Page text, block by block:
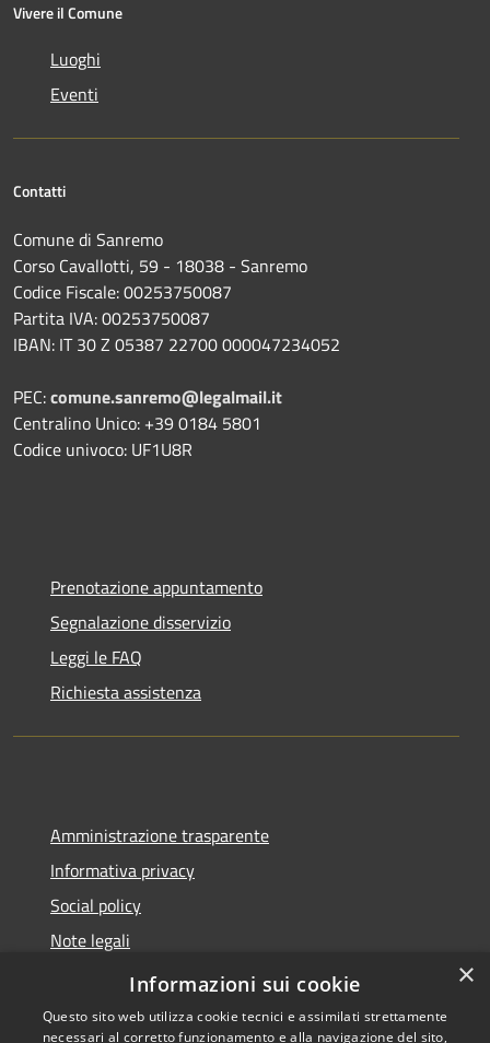
Vivere il Comune
Luoghi
Eventi
Contatti
Comune di Sanremo
Corso Cavallotti, 59 - 18038 - Sanremo
Codice Fiscale: 00253750087
Partita IVA: 00253750087
IBAN: IT 30 Z 05387 22700 000047234052
PEC:comune.sanremo@legalmail.it
Centralino Unico: +39 0184 5801
Codice univoco: UF1U8R
Prenotazione appuntamento
Segnalazione disservizio
Leggi le FAQ
Richiesta assistenza
Amministrazione trasparente
Informativa privacy
Social policy
Note legali
Dichiarazione di accessibilità
×
Informazioni sui cookie
Questo sito web utilizza cookie tecnici e assimilati strettamente
necessari al corretto funzionamento e alla navigazione del sito,